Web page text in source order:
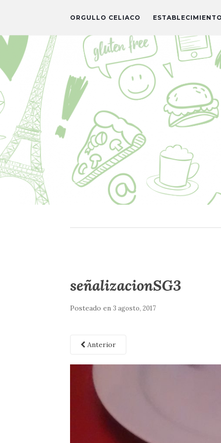
ORGULLO CELIACO
señalizacionSG3
Posteado en 3 agosto, 2017
Anterior